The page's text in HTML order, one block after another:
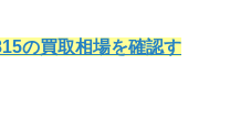
の買取相場を確認す